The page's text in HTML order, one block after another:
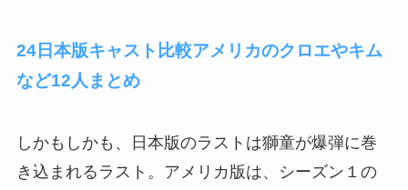
24日本版キャスト比較アメリカのクロエやキム
など12人まとめ
しかもしかも、日本版のラストは獅童が爆弾に巻
き込まれるラスト。アメリカ版は、シーズン１の